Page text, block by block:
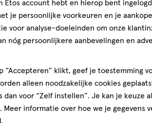
is een concealer op basis van
verstevigt. De lichte formule smelt in de
je huid een vitamineboost voor een
je foundation, of voeg het als
Foundation, verrijkt met
uur lang. Deze medium-dekkende
Etos account hebt en hierop bent
je persoonlijke voorkeuren en je
voor analyse-doeleinden om onze
nóg persoonlijkere aanbevelingen en
“Accepteren” klikt, geef je toestemming
alleen noodzakelijke cookies
dan voor “Zelf instellen”. Je kan je keuze
. Meer informatie over hoe we je gegevens
.